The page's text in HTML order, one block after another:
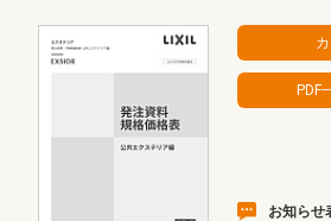
お知らせ